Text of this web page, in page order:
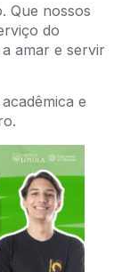
Que nossos
do
amar e servir
e